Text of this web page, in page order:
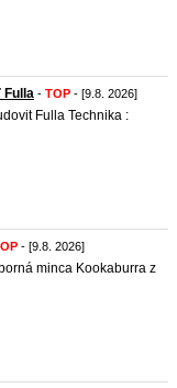
Fulla - TOP - [9.8. 2026]
Fulla Technika :
- [9.8. 2026]
minca Kookaburra z